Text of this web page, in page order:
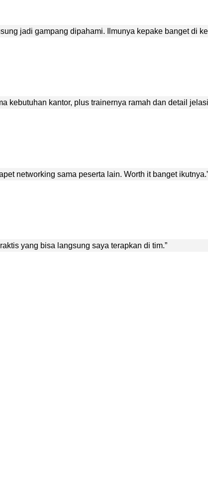
jadi gampang dipahami. Ilmunya kepake banget di
kebutuhan kantor, plus trainernya ramah dan detail
networking sama peserta lain. Worth it banget
yang bisa langsung saya terapkan di tim.”